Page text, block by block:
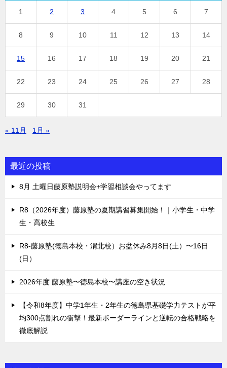
1 2 3 4 5 6 7
8 9 10 11 12 13 14
15 16 17 18 19 20 21
22 23 24 25 26 27 28
29 30 31
« 11月 1月 »
最近の投稿
8月 土曜日藤原塾説明会+学習相談会やってます
R8（2026年度）藤原塾の夏期講習募集開始！｜小学生・中学
生・高校生
R8-藤原塾(徳島本校・渭北校）お盆休み8月8日(土）〜16日
(日）
2026年度 藤原塾〜徳島本校〜講座の空き状況
【令和8年度】中学1年生・2年生の徳島県基礎学力テストが平
均300点割れの衝撃！最新ボーダーラインと逆転の合格戦略を
徹底解説